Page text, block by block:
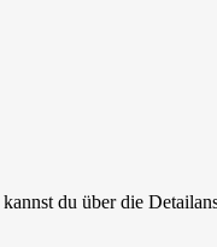
du über die